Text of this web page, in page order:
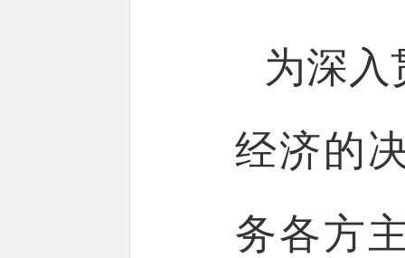
为深入
经济的
务各方